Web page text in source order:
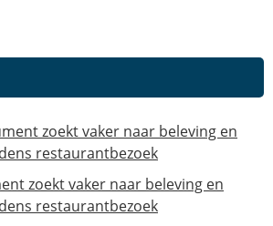
zoekt vaker naar beleving en
restaurantbezoek
zoekt vaker naar beleving en
restaurantbezoek